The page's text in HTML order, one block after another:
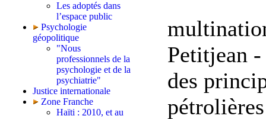
Les adoptés dans
l’espace public
Psychologie
géopolitique
"Nous
professionnels de la
psychologie et de la
psychiatrie"
Justice internationale
Zone Franche
Haïti : 2010, et au
Petitjean
des